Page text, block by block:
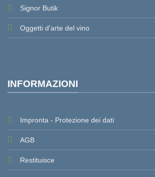
Signor Butik
Oggetti d'arte del vino
INFORMAZIONI
Impronta - Protezione dei dati
AGB
Restituisce